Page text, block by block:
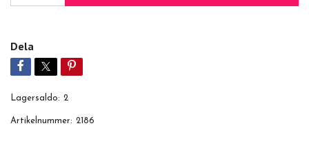
Dela
Lagersaldo: 2
Artikelnummer: 2186